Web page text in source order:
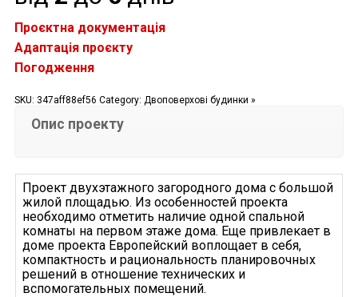
Проєктна документація
Адаптація проєкту
Погодження
SKU: 347aff88ef56 Category: Двоповерхові будинки »
Опис проекту
Проект двухэтажного загородного дома с большой
жилой площадью. Из особенностей проекта
необходимо отметить наличие одной спальной
комнаты на первом этаже дома. Еще привлекает в
доме проекта Европейский воплощает в себя,
компактность и рациональность планировочных
решений в отношение технических и
вспомогательных помещений.